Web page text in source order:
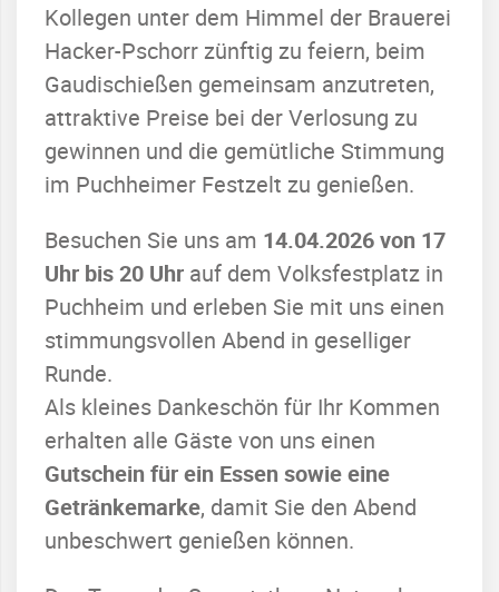
Kollegen unter dem Himmel der Brauerei
Hacker-Pschorr zünftig zu feiern, beim
Gaudischießen gemeinsam anzutreten,
attraktive Preise bei der Verlosung zu
gewinnen und die gemütliche Stimmung
im Puchheimer Festzelt zu genießen.
Besuchen Sie uns am 14.04.2026 von 17
Uhr bis 20 Uhr auf dem Volksfestplatz in
Puchheim und erleben Sie mit uns einen
stimmungsvollen Abend in geselliger
Runde.
Als kleines Dankeschön für Ihr Kommen
erhalten alle Gäste von uns einen
Gutschein für ein Essen sowie eine
Getränkemarke, damit Sie den Abend
unbeschwert genießen können.